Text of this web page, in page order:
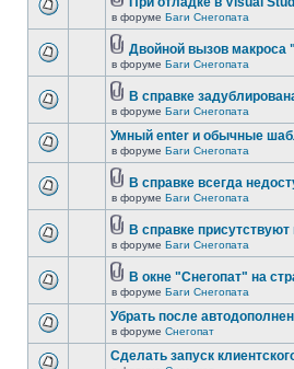
в форуме Баги Снегопата
Двойной вызов макроса
в форуме Баги Снегопата
В справке
в форуме Баги Снегопата
Умный enter и обычные
в форуме Баги Снегопата
В справке всегда
в форуме Баги Снегопата
В справке
в форуме Баги Снегопата
В окне "Снегопат" на
в форуме Баги Снегопата
Убрать после
в форуме Снегопат
Cделать запуск